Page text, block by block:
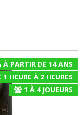
À PARTIR DE 14 ANS
1 HEURE À 2 HEURES
1 À 4JOUEURS